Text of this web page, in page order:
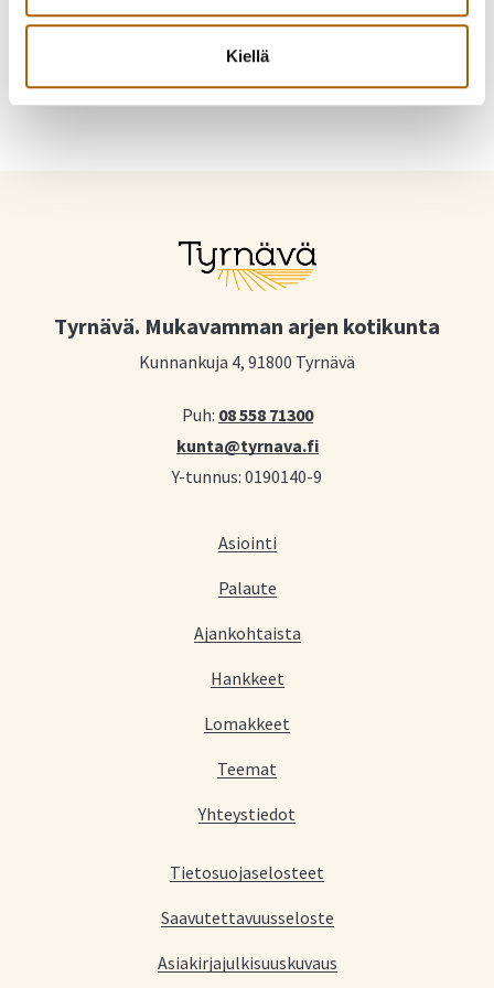
Kiellä
Jaa WhatsAppilla Jaa sähköpostilla
Tyrnävä. Mukavamman arjen kotikunta
Kunnankuja 4, 91800 Tyrnävä
Puh: 08 558 71300
kunta@tyrnava.fi
Y-tunnus: 0190140-9
Asiointi
Palaute
Ajankohtaista
Hankkeet
Lomakkeet
Teemat
Yhteystiedot
Tietosuojaselosteet
Saavutettavuusseloste
Asiakirjajulkisuuskuvaus